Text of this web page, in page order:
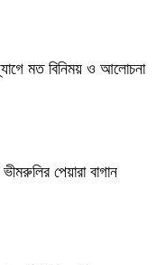
মত বিনিময় ও আলোচনা
পেয়ারা বাগান